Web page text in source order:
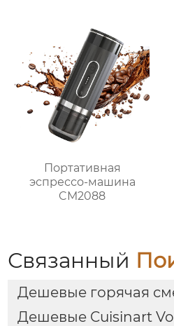
Робот De Cocina
Портативная
эспрессо-машина
CM2088
Связанный
Дешевые горячая
Дешевые Cuisinart